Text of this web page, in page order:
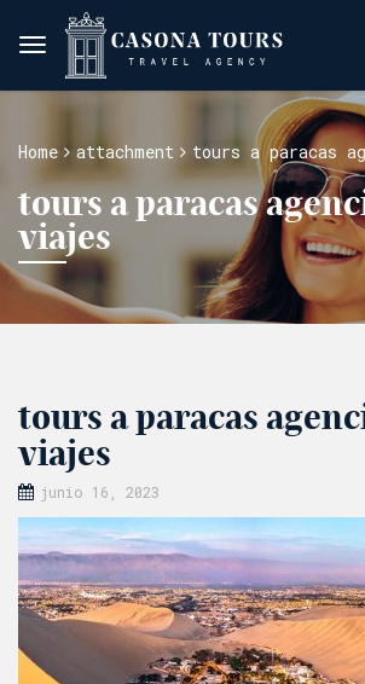
Home attachment tours a paracas
tours a paracas
viajes
tours a paracas
viajes
junio 16, 2023